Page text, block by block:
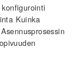
Kuinka